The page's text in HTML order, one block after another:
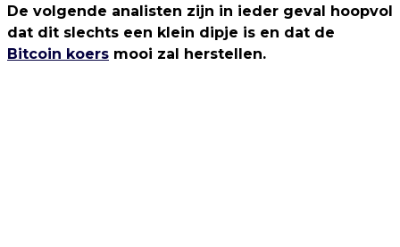
De volgende analisten zijn in ieder geval hoopvol
dat dit slechts een klein dipje is en dat de
Bitcoin koers mooi zal herstellen.